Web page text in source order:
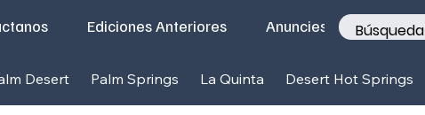
Desert Palm Springs La Quinta Desert Hot Springs
Ediciones Anteriores Anunciese con nosotros